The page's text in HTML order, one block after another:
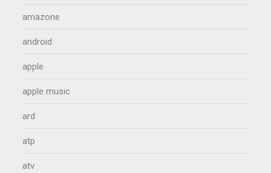
amazone
android
apple
apple music
ard
atp
atv